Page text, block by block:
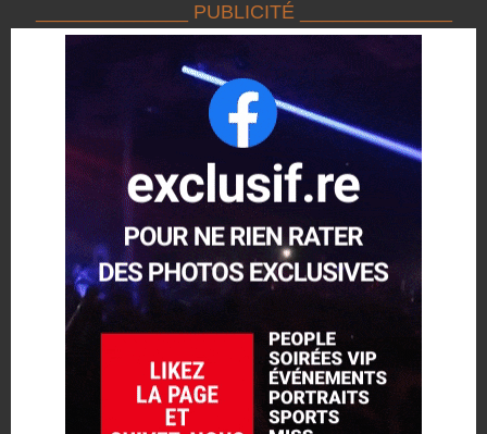
______________ PUBLICITÉ ______________